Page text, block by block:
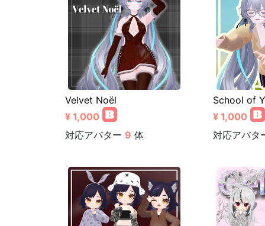
Velvet Noël
¥ 1,000
対応アバター 9 体
School of
¥ 1,000
対応アバタ